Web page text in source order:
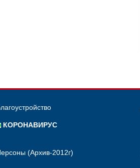
КОРОНАВИРУС
(Архив-2012г)